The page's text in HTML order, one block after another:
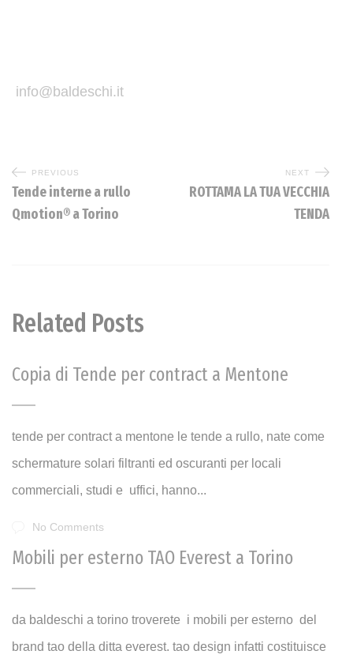
info@baldeschi.it
PREVIOUS
Tende interne a rullo
Qmotion® a Torino
NEXT
ROTTAMA LA TUA VECCHIA
TENDA
Related Posts
Copia di Tende per contract a Mentone
tende per contract a mentone le tende a rullo, nate come
schermature solari filtranti ed oscuranti per locali
commerciali, studi e uffici, hanno...
No Comments
Mobili per esterno TAO Everest a Torino
da baldeschi a torino troverete i mobili per esterno del
brand tao della ditta everest. tao design infatti costituisce